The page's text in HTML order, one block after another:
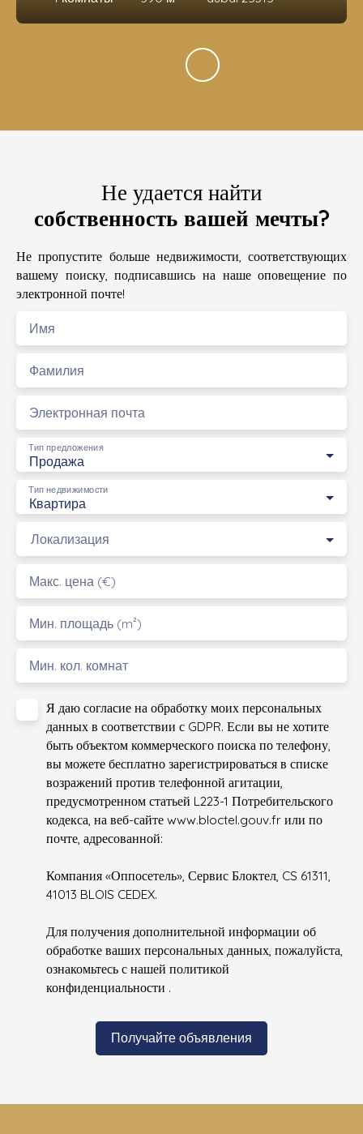
Не удается найти
собственность вашей мечты?
Не пропустите больше недвижимости, соответствующих
вашему поиску, подписавшись на наше оповещение по
электронной почте!
Имя
Фамилия
Электронная почта
Продажа
Тип предложения
Квартира
Тип недвижимости
Локализация
Макс. цена (€)
Мин. площадь (m²)
Мин. кол. комнат
Я даю согласие на обработку моих персональных
данных в соответствии с GDPR. Если вы не хотите
быть объектом коммерческого поиска по телефону,
вы можете бесплатно зарегистрироваться в списке
возражений против телефонной агитации,
предусмотренном статьей L223-1 Потребительского
кодекса, на веб-сайте www.bloctel.gouv.fr или по
почте, адресованной:
Компания «Оппосетель», Сервис Блоктел, CS 61311,
41013 BLOIS CEDEX.
Для получения дополнительной информации об
обработке ваших персональных данных, пожалуйста,
ознакомьтесь с нашей политикой
конфиденциальности .
Получайте объявления